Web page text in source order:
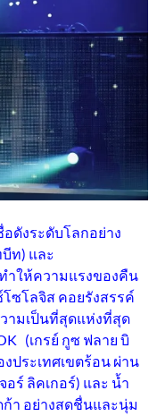
ดังระดับโลกอย่าง
บีท) และ
ทำให้ความแรงของคืน
ซโลจิส คอยรังสรรค์
ามเป็นที่สุดแห่งที่สุด
(เกรย์ กูซ ฟลาย บิ
ประเทศเขตร้อน ผ่าน
อร์ ลิคเกอร์) และ น้ำ
ก้า อย่างสดชื่นและนุ่ม